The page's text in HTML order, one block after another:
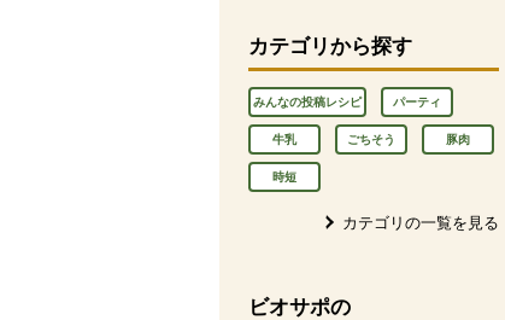
カテゴリから探す
みんなの投稿レシピ パーティ
牛乳 ごちそう 豚肉
時短
カテゴリの一覧を見る
ビオサポの